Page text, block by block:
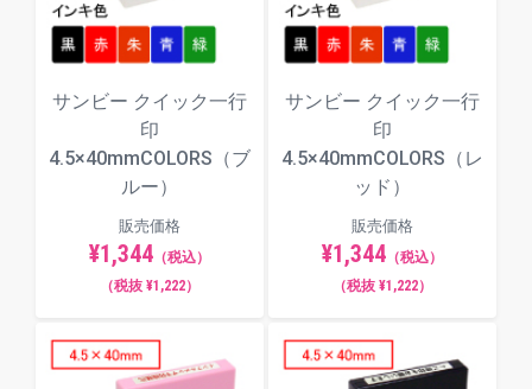
【動画】インキ補充方法
サンビー クイック一行
印
4.5×40mmCOLORS（ブ
ルー）
販売価格
¥1,344 （税込）
（税抜 ¥1,222）
サンビー クイック一行
印
4.5×40mmCOLORS（レ
ッド）
販売価格
¥1,344 （税込）
（税抜 ¥1,222）